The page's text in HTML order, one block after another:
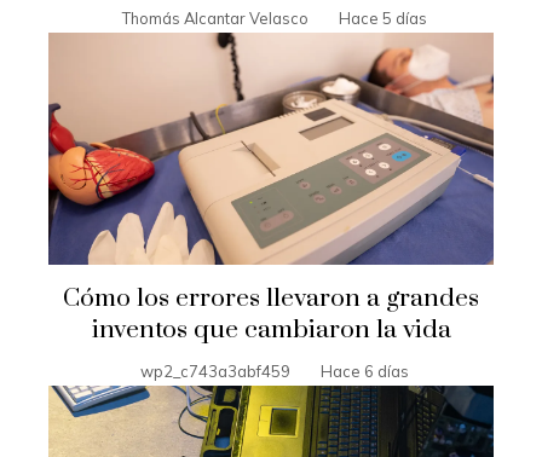
Thomás Alcantar Velasco Hace 5 días
Cómo los errores llevaron a grandes
inventos que cambiaron la vida
wp2_c743a3abf459 Hace 6 días